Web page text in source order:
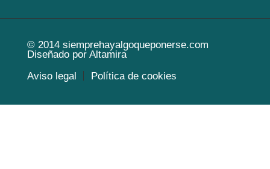
© 2014 siemprehayalgoqueponerse.com
Diseñado por Altamira
Aviso legal
Política de cookies